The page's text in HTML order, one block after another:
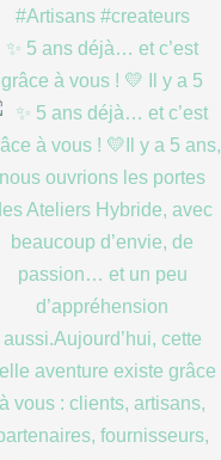
✨ 5 ans déjà… et c’est
grâce à vous ! 💛 Il y a 5